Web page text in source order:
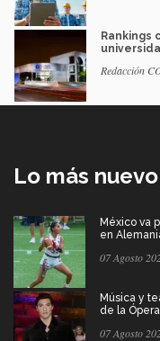
Rankings
Redacción
Lo más nuevo
México va
en
07 Agosto
Música y
de la
07 Agosto